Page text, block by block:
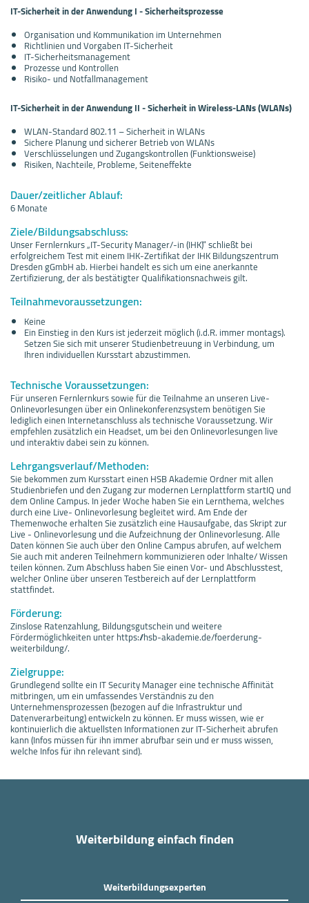
IT-Sicherheit in der Anwendung I - Sicherheitsprozesse
Organisation und Kommunikation im Unternehmen
Richtlinien und Vorgaben IT-Sicherheit
IT-Sicherheitsmanagement
Prozesse und Kontrollen
Risiko- und Notfallmanagement
IT-Sicherheit in der Anwendung II - Sicherheit in Wireless-LANs (WLANs)
WLAN-Standard 802.11 – Sicherheit in WLANs
Sichere Planung und sicherer Betrieb von WLANs
Verschlüsselungen und Zugangskontrollen (Funktionsweise)
Risiken, Nachteile, Probleme, Seiteneffekte
Dauer/zeitlicher Ablauf:
6 Monate
Ziele/Bildungsabschluss:
Unser Fernlernkurs „IT-Security Manager/-in (IHK)“ schließt bei
erfolgreichem Test mit einem IHK-Zertifikat der IHK Bildungszentrum
Dresden gGmbH ab. Hierbei handelt es sich um eine anerkannte
Zertifizierung, der als bestätigter Qualifikationsnachweis gilt.
Teilnahmevoraussetzungen:
Keine
Ein Einstieg in den Kurs ist jederzeit möglich (i.d.R. immer montags).
Setzen Sie sich mit unserer Studienbetreuung in Verbindung, um
Ihren individuellen Kursstart abzustimmen.
Technische Voraussetzungen:
Für unseren Fernlernkurs sowie für die Teilnahme an unseren Live-
Onlinevorlesungen über ein Onlinekonferenzsystem benötigen Sie
lediglich einen Internetanschluss als technische Voraussetzung. Wir
empfehlen zusätzlich ein Headset, um bei den Onlinevorlesungen live
und interaktiv dabei sein zu können.
Lehrgangsverlauf/Methoden:
Sie bekommen zum Kursstart einen HSB Akademie Ordner mit allen
Studienbriefen und den Zugang zur modernen Lernplattform startIQ und
dem Online Campus. In jeder Woche haben Sie ein Lernthema, welches
durch eine Live- Onlinevorlesung begleitet wird. Am Ende der
Themenwoche erhalten Sie zusätzlich eine Hausaufgabe, das Skript zur
Live - Onlinevorlesung und die Aufzeichnung der Onlinevorlesung. Alle
Daten können Sie auch über den Online Campus abrufen, auf welchem
Sie auch mit anderen Teilnehmern kommunizieren oder Inhalte/ Wissen
teilen können. Zum Abschluss haben Sie einen Vor- und Abschlusstest,
welcher Online über unseren Testbereich auf der Lernplattform
stattfindet.
Förderung:
Zinslose Ratenzahlung, Bildungsgutschein und weitere
Fördermöglichkeiten unter https://hsb-akademie.de/foerderung-
weiterbildung/.
Zielgruppe:
Grundlegend sollte ein IT Security Manager eine technische Affinität
mitbringen, um ein umfassendes Verständnis zu den
Unternehmensprozessen (bezogen auf die Infrastruktur und
Datenverarbeitung) entwickeln zu können. Er muss wissen, wie er
kontinuierlich die aktuellsten Informationen zur IT-Sicherheit abrufen
kann (Infos müssen für ihn immer abrufbar sein und er muss wissen,
welche Infos für ihn relevant sind).
Weiterbildung einfach finden
Weiterbildungsexperten